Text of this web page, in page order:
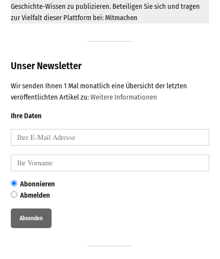
Geschichte-Wissen zu publizieren. Beteiligen Sie sich und tragen
zur Vielfalt dieser Plattform bei:Mitmachen
Unser Newsletter
Wir senden Ihnen 1 Mal monatlich eine Übersicht der letzten
veröffentlichten Artikel zu:Weitere Informationen
Ihre Daten
Abonnieren
Abmelden